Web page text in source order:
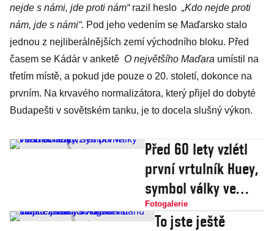
nejde s námi, jde proti nám“razil heslo „Kdo nejde proti
nám, jde s námi“. Pod jeho vedením se Maďarsko stalo
jednou z nejliberálnějších zemí východního bloku. Před
časem se Kádár v anketě O největšího Maďara umístil na
třetím místě, a pokud jde pouze o 20. století, dokonce na
prvním. Na krvavého normalizátora, který přijel do dobyté
Budapešti v sovětském tanku, je to docela slušný výkon.
Před 60 lety vzlétl
první vrtulník Huey,
symbol války ve
Vietnamu
Fotogalerie
To jste ještě